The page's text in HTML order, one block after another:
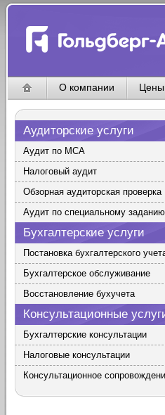
О компании Цены
Аудиторские услуги
Аудит по МСА
Налоговый аудит
Обзорная аудиторская проверка
Аудит по специальному заданию
Бухгалтерские услуги
Постановка бухгалтерского
Бухгалтерское обслуживание
Восстановление бухучета
Консультационные
Бухгалтерские консультации
Налоговые консультации
Консультационное